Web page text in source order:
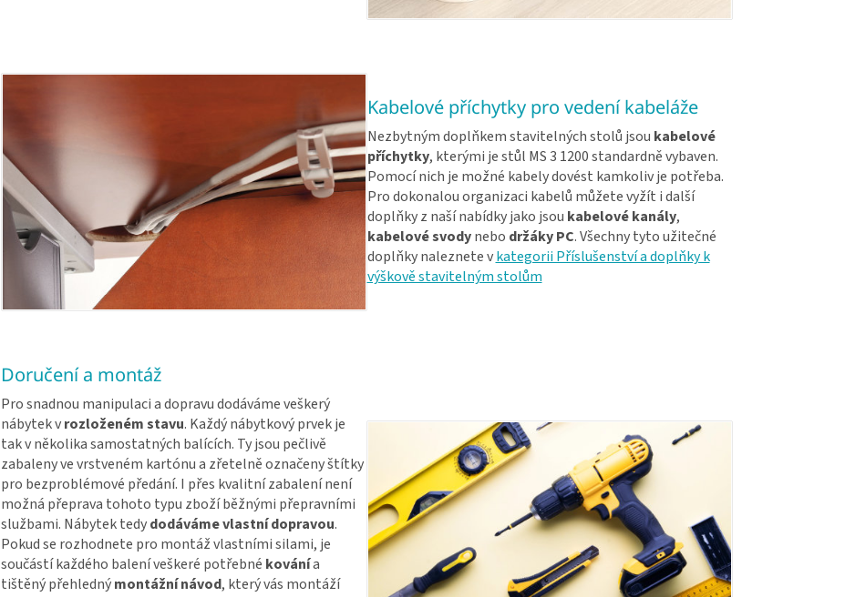
Kabelové příchytky pro vedení kabeláže
Nezbytným doplňkem stavitelných stolů jsou kabelové
příchytky, kterými je stůl MS 3 1200 standardně vybaven.
Pomocí nich je možné kabely dovést kamkoliv je potřeba.
Pro dokonalou organizaci kabelů můžete vyžít i další
doplňky z naší nabídky jako jsou kabelové kanály,
kabelové svodynebo držáky PC. Všechny tyto užitečné
doplňky naleznete vkategorii Příslušenství a doplňky k
výškově stavitelným stolům
Doručení a montáž
Pro snadnou manipulaci a dopravu dodáváme veškerý
nábytek vrozloženém stavu. Každý nábytkový prvek je
tak v několika samostatných balících. Ty jsou pečlivě
zabaleny ve vrstveném kartónu a zřetelně označeny štítky
pro bezproblémové předání. I přes kvalitní zabalení není
možná přeprava tohoto typu zboží běžnými přepravními
službami. Nábytek tedydodáváme vlastní dopravou.
Pokud se rozhodnete pro montáž vlastními silami, je
součástí každého balení veškeré potřebné kovánía
tištěný přehlednýmontážní návod, který vás montáží